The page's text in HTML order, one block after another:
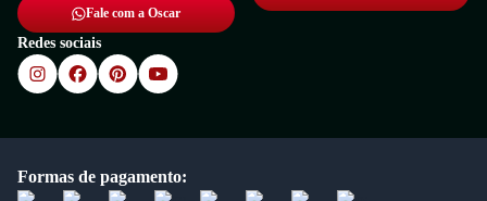
Fale com a Oscar
Redes sociais
Formas de pagamento: